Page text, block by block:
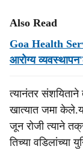
Also Read
Goa Health
आरोग्य
त्यानंतर
खात्यात जमा
जून रोजी त्याने
तिच्या वडिलांच्या